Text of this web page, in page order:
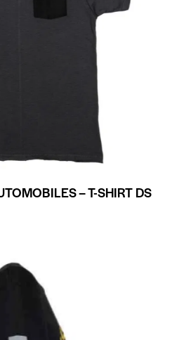
– T-SHIRT DS